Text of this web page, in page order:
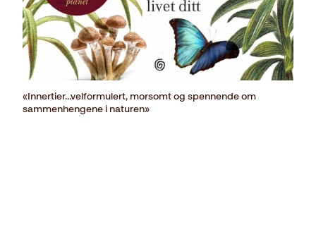
«Innertier…velformulert, morsomt og spennende om
sammenhengene i naturen»